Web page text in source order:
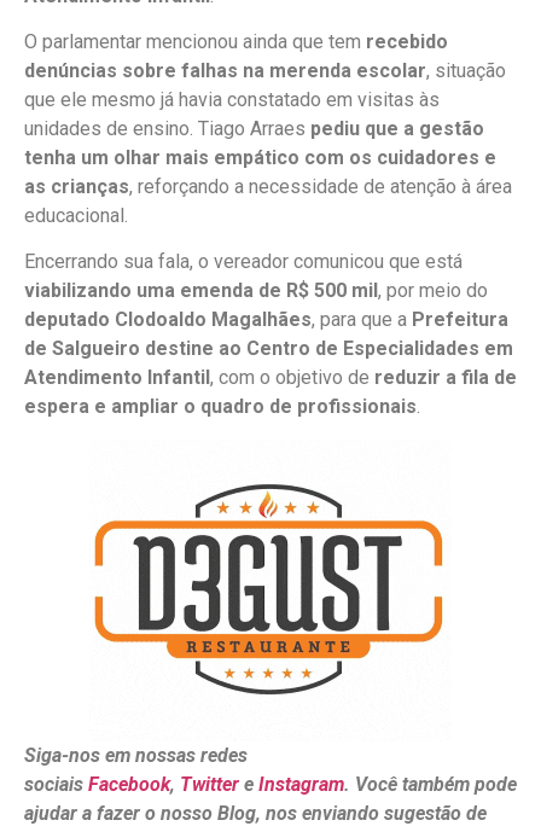
O parlamentar mencionou ainda que tem recebido
denúncias sobre falhas na merenda escolar, situação
que ele mesmo já havia constatado em visitas às
unidades de ensino. Tiago Arraes pediu que a gestão
tenha um olhar mais empático com os cuidadores e
as crianças, reforçando a necessidade de atenção à área
educacional.
Encerrando sua fala, o vereador comunicou que está
viabilizando uma emenda de R$ 500 mil , por meio do
deputado Clodoaldo Magalhães, para que a Prefeitura
de Salgueiro destine ao Centro de Especialidades em
Atendimento Infantil , com o objetivo de reduzir a fila de
espera e ampliar o quadro de profissionais.
Siga-nos em nossas redes
sociais Facebook, Twitter e Instagram. Você também pode
ajudar a fazer o nosso Blog, nos enviando sugestão de